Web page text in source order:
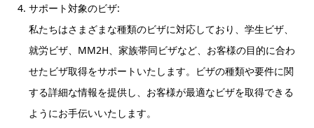
サポート対象のビザ:
私たちはさまざまな種類のビザに対応しており、学生ビザ、
就労ビザ、MM2H、家族帯同ビザなど、お客様の目的に合わ
せたビザ取得をサポートいたします。ビザの種類や要件に関
する詳細な情報を提供し、お客様が最適なビザを取得できる
ようにお手伝いいたします。